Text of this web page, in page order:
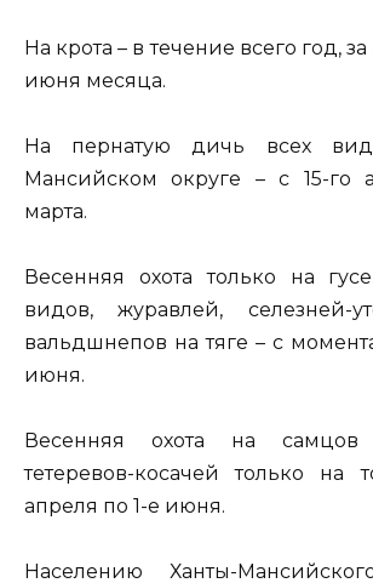
На крота – в течение всего год,
июня месяца.
На пернатую дичь всех
Мансийском округе – с 15-го
марта.
Весенняя охота только на
видов, журавлей, селезней-
вальдшнепов на тяге – с
июня.
Весенняя охота на самцов
тетеревов-косачей только на
апреля по 1-е июня.
Населению Ханты-